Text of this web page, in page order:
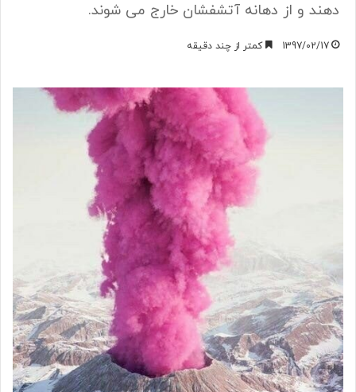
دهند و از دهانه آتشفشان خارج می شوند.
1397/02/17 کمتر از چند دقیقه